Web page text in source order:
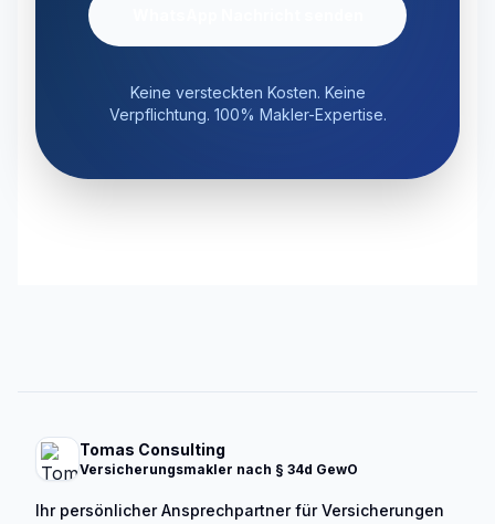
Keine versteckten Kosten. Keine
Verpflichtung. 100% Makler-Expertise.
Tomas Consulting
Versicherungsmakler nach § 34d GewO
Ihr persönlicher Ansprechpartner für Versicherungen